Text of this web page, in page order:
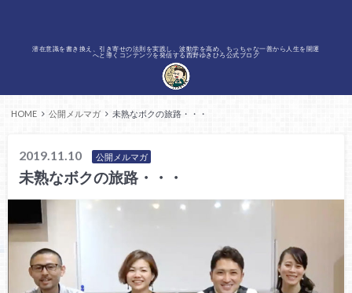
潜在意識を書き換え、引き寄せの法則を実践し、波動学を高め、ちっちゃな一善から人生を開運
へと導くコンテンツを発信する西野ゆきひろ公式ブログ
HOME 公開メルマガ 未熟なボクの旅路・・・
2019.11.10 公開メルマガ
未熟なボクの旅路・・・